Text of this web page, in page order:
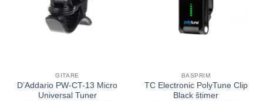
GITARE
D’Addario PW-CT-13 Micro
Universal Tuner
BASPRIM
TC Electronic PolyTune Clip
Black štimer